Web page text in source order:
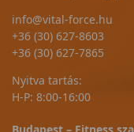
info@vital-force.hu
+36 (30) 627-8603
+36 (30) 627-7865
Nyitva tartás:
H-P: 8:00-16:00